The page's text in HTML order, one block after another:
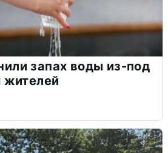
запах воды из-под
жителей